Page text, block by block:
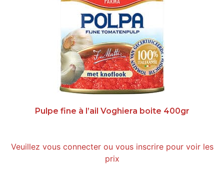
Pulpe fine à l’ail Voghiera boite 400gr
Veuillez vous connecter ou vous inscrire pour voir les
prix